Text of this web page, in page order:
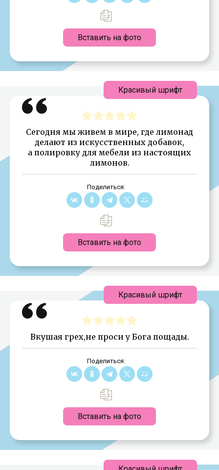
Вставить на фото
Сегодня мы живем в мире, где лимонад
делают из искусственных добавок,
а полировку для мебели из настоящих
лимонов.
Поделиться:
Вставить на фото
Красивый шрифт
Вкушая грех,не проси у Бога пощады.
Поделиться:
Вставить на фото
Красивый шрифт